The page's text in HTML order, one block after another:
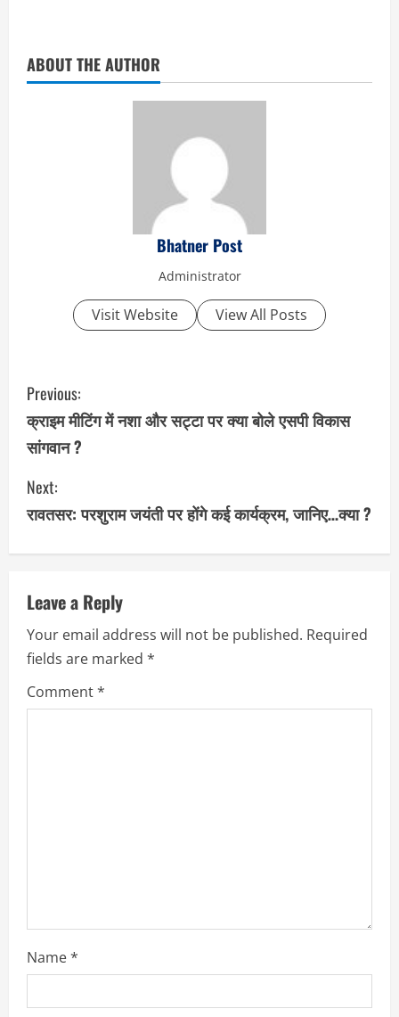
ABOUT THE AUTHOR
Bhatner Post
Administrator
Visit Website View All Posts
C
o
n
t
i
u
e
R
e
Previous:
क्राइम मीटिंग में नशा और सट्टा पर क्या बोले एसपी विकास
सांगवान ?
Next:
रावतसर: परशुराम जयंती पर होंगे कई कार्यक्रम, जानिए…क्या ?
Leave a Reply
Your email address will not be published. Required
fields are marked *
Comment*
Name*